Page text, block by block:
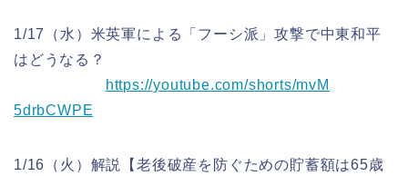
1/17（水）米英軍による「フーシ派」攻撃で中東和平
はどうな る？
https://youtube.com/shorts/mvM
5drbCWPE
1/16（火）解説【老後破産を防ぐための貯蓄額は65歳